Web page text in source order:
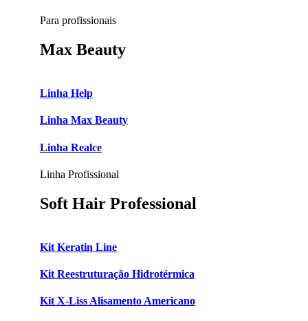
Para profissionais
Max Beauty
Linha Help
Linha Max Beauty
Linha Realce
Linha Profissional
Soft Hair Professional
Kit Keratin Line
Kit Reestruturação Hidrotérmica
Kit X-Liss Alisamento Americano